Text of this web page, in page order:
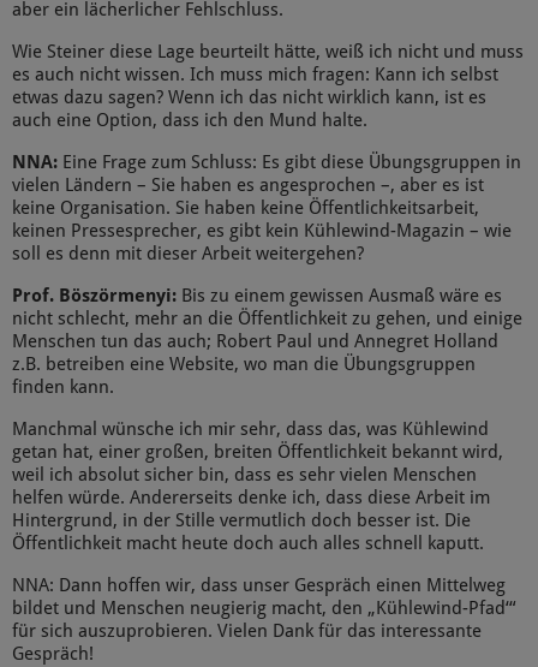
aber ein lächerlicher Fehlschluss.
Wie Steiner diese Lage beurteilt hätte, weiß ich nicht und muss
es auch nicht wissen. Ich muss mich fragen: Kann ich selbst
etwas dazu sagen? Wenn ich das nicht wirklich kann, ist es
auch eine Option, dass ich den Mund halte.
NNA: Eine Frage zum Schluss: Es gibt diese Übungsgruppen in
vielen Ländern – Sie haben es angesprochen –, aber es ist
keine Organisation. Sie haben keine Öffentlichkeitsarbeit,
keinen Pressesprecher, es gibt kein Kühlewind-Magazin – wie
soll es denn mit dieser Arbeit weitergehen?
Prof. Böszörmenyi: Bis zu einem gewissen Ausmaß wäre es
nicht schlecht, mehr an die Öffentlichkeit zu gehen, und einige
Menschen tun das auch; Robert Paul und Annegret Holland
z.B. betreiben eine Website, wo man die Übungsgruppen
finden kann.
Manchmal wünsche ich mir sehr, dass das, was Kühlewind
getan hat, einer großen, breiten Öffentlichkeit bekannt wird,
weil ich absolut sicher bin, dass es sehr vielen Menschen
helfen würde. Andererseits denke ich, dass diese Arbeit im
Hintergrund, in der Stille vermutlich doch besser ist. Die
Öffentlichkeit macht heute doch auch alles schnell kaputt.
NNA: Dann hoffen wir, dass unser Gespräch einen Mittelweg
bildet und Menschen neugierig macht, den „Kühlewind-Pfad‘“
für sich auszuprobieren. Vielen Dank für das interessante
Gespräch!